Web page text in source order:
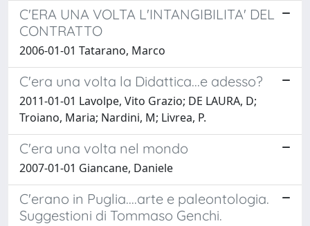
C'ERA UNA VOLTA L'INTANGIBILITA' DEL
CONTRATTO
2006-01-01 Tatarano, Marco
C'era una volta la Didattica...e adesso?
2011-01-01 Lavolpe, Vito Grazio; DE LAURA, D;
Troiano, Maria; Nardini, M; Livrea, P.
C'era una volta nel mondo
2007-01-01 Giancane, Daniele
C'erano in Puglia....arte e paleontologia.
Suggestioni di Tommaso Genchi.